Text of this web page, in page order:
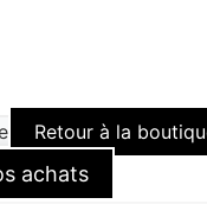
Retour à la
achats